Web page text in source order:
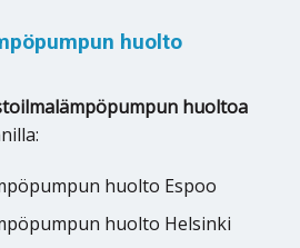
huolto
huoltoa
huolto Espoo
huolto Helsinki